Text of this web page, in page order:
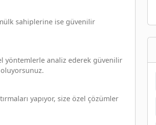
sahiplerine ise güvenilir
yöntemlerle analiz ederek güvenilir
oluyorsunuz.
yapıyor, size özel çözümler